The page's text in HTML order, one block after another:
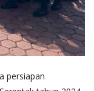
persiapan